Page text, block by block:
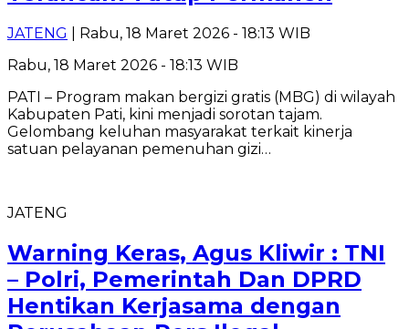
JATENG
| Rabu, 18 Maret 2026 - 18:13 WIB
Rabu, 18 Maret 2026 - 18:13 WIB
PATI – Program makan bergizi gratis (MBG) di wilayah
Kabupaten Pati, kini menjadi sorotan tajam.
Gelombang keluhan masyarakat terkait kinerja
satuan pelayanan pemenuhan gizi…
JATENG
Warning Keras, Agus Kliwir : TNI
– Polri, Pemerintah Dan DPRD
Hentikan Kerjasama dengan